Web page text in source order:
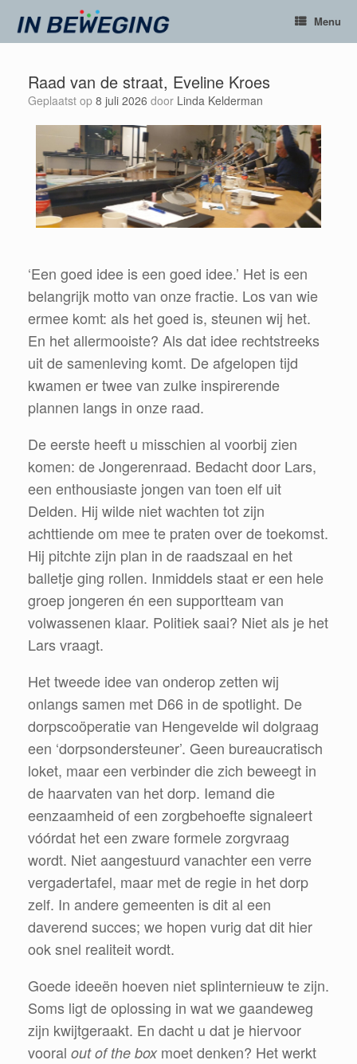
naar
Menu
Raad van de straat, Eveline Kroes
Geplaatst op 8 juli 2026 door Linda Kelderman
‘Een goed idee is een goed idee.’ Het is een
belangrijk motto van onze fractie. Los van wie
ermee komt: als het goed is, steunen wij het.
En het allermooiste? Als dat idee rechtstreeks
uit de samenleving komt. De afgelopen tijd
kwamen er twee van zulke inspirerende
plannen langs in onze raad.
De eerste heeft u misschien al voorbij zien
komen: de Jongerenraad. Bedacht door Lars,
een enthousiaste jongen van toen elf uit
Delden. Hij wilde niet wachten tot zijn
achttiende om mee te praten over de toekomst.
Hij pitchte zijn plan in de raadszaal en het
balletje ging rollen. Inmiddels staat er een hele
groep jongeren én een supportteam van
volwassenen klaar. Politiek saai? Niet als je het
Lars vraagt.
Het tweede idee van onderop zetten wij
onlangs samen met D66 in de spotlight. De
dorpscoöperatie van Hengevelde wil dolgraag
een ‘dorpsondersteuner’. Geen bureaucratisch
loket, maar een verbinder die zich beweegt in
de haarvaten van het dorp. Iemand die
eenzaamheid of een zorgbehoefte signaleert
vóórdat het een zware formele zorgvraag
wordt. Niet aangestuurd vanachter een verre
vergadertafel, maar met de regie in het dorp
zelf. In andere gemeenten is dit al een
daverend succes; we hopen vurig dat dit hier
ook snel realiteit wordt.
Goede ideeën hoeven niet splinternieuw te zijn.
Soms ligt de oplossing in wat we gaandeweg
zijn kwijtgeraakt. En dacht u dat je hiervoor
vooral out of the boxmoet denken? Het werkt